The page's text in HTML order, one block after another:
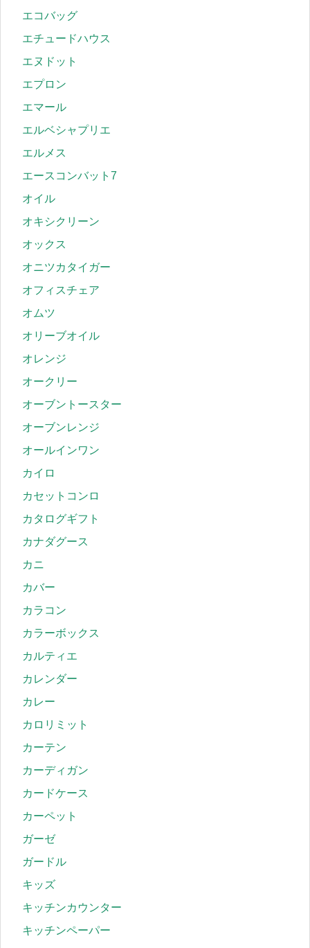
エコバッグ
エチュードハウス
エヌドット
エプロン
エマール
エルベシャプリエ
エルメス
エースコンバット7
オイル
オキシクリーン
オックス
オニツカタイガー
オフィスチェア
オムツ
オリーブオイル
オレンジ
オークリー
オーブントースター
オーブンレンジ
オールインワン
カイロ
カセットコンロ
カタログギフト
カナダグース
カニ
カバー
カラコン
カラーボックス
カルティエ
カレンダー
カレー
カロリミット
カーテン
カーディガン
カードケース
カーペット
ガーゼ
ガードル
キッズ
キッチンカウンター
キッチンペーパー